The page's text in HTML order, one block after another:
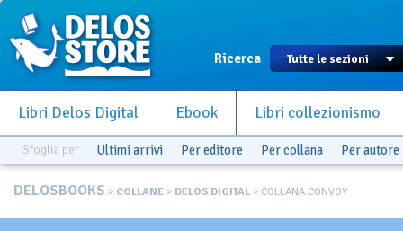
Ricerca
Libri Delos Digital Ebook Libri collezionismo
Sfoglia per Ultimi arrivi Per editore Per collana Per autore
DELOSBOOKS > COLLANE > DELOS DIGITAL > COLLANA CONVOY